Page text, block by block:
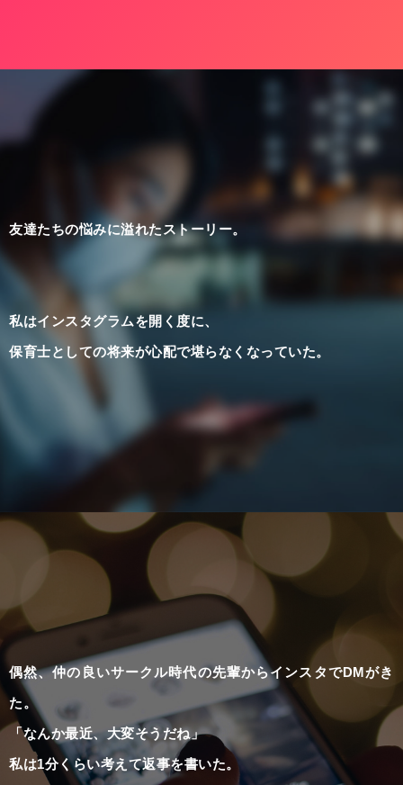
友達たちの悩みに溢れたストーリー。
私はインスタグラムを開く度に、
保育士としての将来が心配で堪らなくなっていた。
偶然、仲の良いサークル時代の先輩からインスタでDMがき
た。
「なんか最近、大変そうだね」
私は1分くらい考えて返事を書いた。